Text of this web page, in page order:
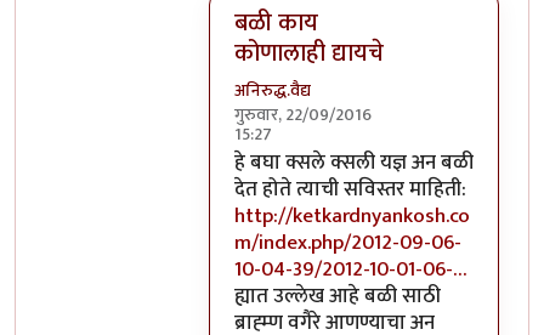
बळी काय
कोणालाही द्यायचे
अनिरुद्ध.वैद्य
गुरुवार, 22/09/2016
15:27
In reply toपरंतु नारळ फोडणे म्हणजे
हे बघा क्सले क्सली यज्ञ अन बळी
देत होते त्याची सविस्तर माहिती:
http://ketkardnyankosh.co
m/index.php/2012-09-06-
10-04-39/2012-10-01-06-…
ह्यात उल्लेख आहे बळी साठी
ब्राह्म्ण वगैरे आणण्याचा अन